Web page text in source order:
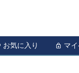
お気に入り マ